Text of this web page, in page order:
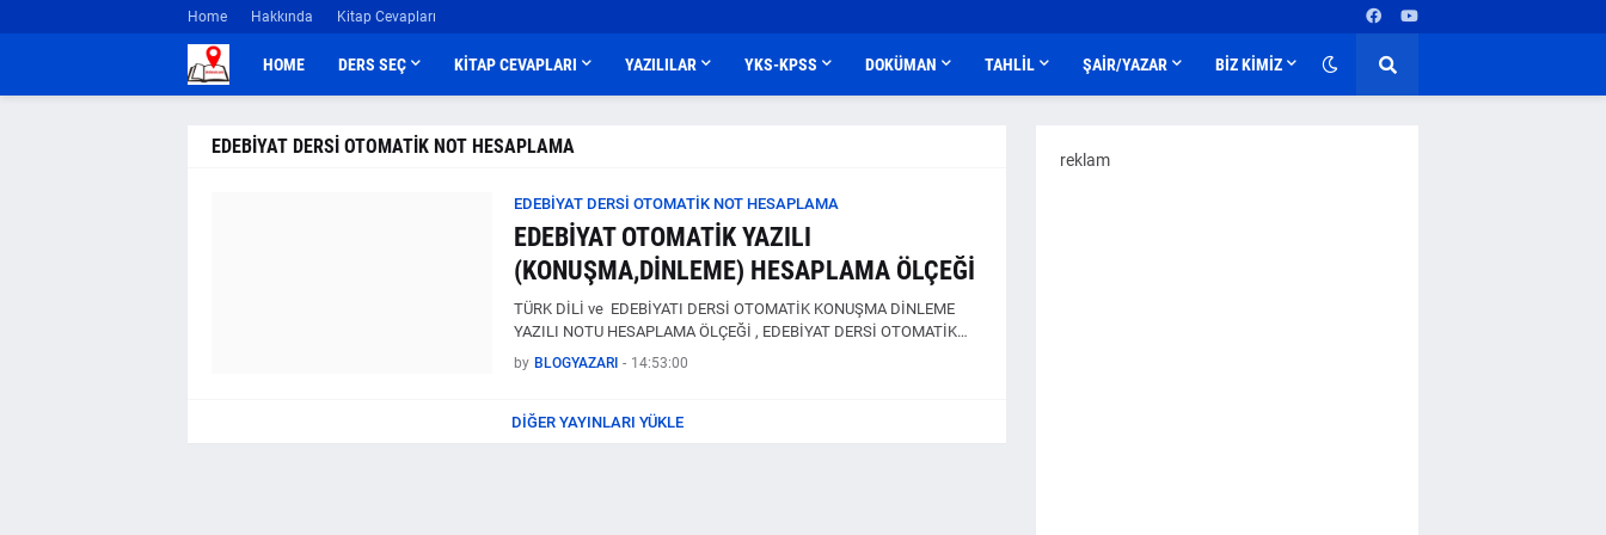
Home Hakkında Kitap Cevapları
HOME DERS SEÇ KİTAP CEVAPLARI YAZILILAR YKS-KPSS DOKÜMAN TAHLİL ŞAİR/YAZAR BİZ KİMİZ
EDEBİYAT DERSİ OTOMATİK NOT HESAPLAMA
EDEBİYAT DERSİ OTOMATİK NOT HESAPLAMA
EDEBİYAT OTOMATİK YAZILI
(KONUŞMA,DİNLEME) HESAPLAMA ÖLÇEĞİ
TÜRK DİLİ ve EDEBİYATI DERSİ OTOMATİK KONUŞMA DİNLEME
YAZILI NOTU HESAPLAMA ÖLÇEĞİ , EDEBİYAT DERSİ OTOMATİK…
by BLOGYAZARI - 14:53:00
DIĞER YAYINLARI YÜKLE
reklam